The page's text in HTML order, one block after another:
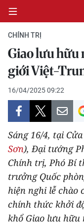
CHÍNH TRỊ
KINH TẾ
VĂN HÓA
XÃ HỘI
PHÁP LUẬT
DU LỊCH
THẾ GIỚI
CHÍNH TRỊ
Giao lưu hữu
giới Việt-
16/04/2025 09:22
Sáng 16/4, tại
Sơn), Đại tướng
Chính trị, Phó Bí
trưởng Quốc
hiện nghi lễ chào
chính thức khởi
khổ Giao lưu hữu